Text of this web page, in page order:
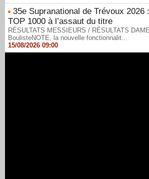
35e Supranational de Trévoux 2026
TOP 1000 à l’assaut du titre
RÉSULTATS MESSIEURS / RÉSULTATS
BoulisteNOTE, la nouvelle fonctionnalit...
15/08/2026 09:00